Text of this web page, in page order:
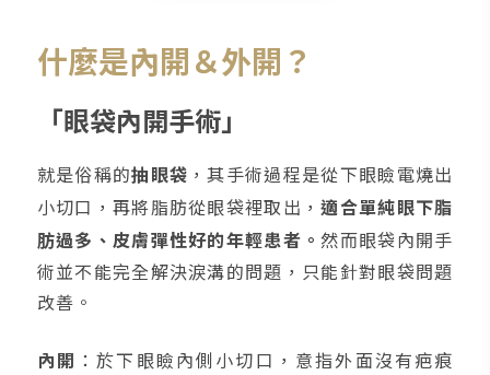
什麼是內開＆外開？
「眼袋內開手術」
就是俗稱的抽眼袋 ，其手術過程是從下眼瞼電燒出
小切口，再將脂肪從眼袋裡取出，適合單純眼下脂
肪過多、皮膚彈性好的年輕患者。然而眼袋內開手
術並不能完全解決淚溝的問題，只能針對眼袋問題
改善。
內開 ：於下眼瞼內側小切口，意指外面沒有疤痕